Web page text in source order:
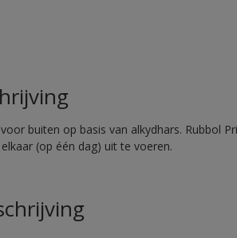
buiten op basis van alkydhars. Rubbol
(op één dag) uit te voeren.